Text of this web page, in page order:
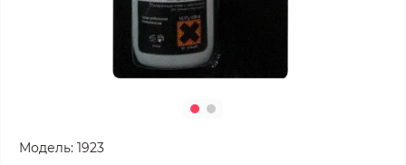
Модель: 1923